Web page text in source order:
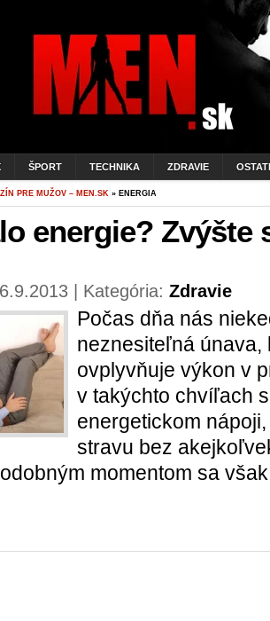
ŠPORT TECHNIKA ZDRAVIE
PRE MUŽOV – MEN.SK » ENERGIA
energie?
| Kategória: Zdravie
Počas dňa nás
neznesiteľná únava,
ovplyvňuje výkon v
v takýchto chvíľach
energetickom
stravu bez
momentom sa